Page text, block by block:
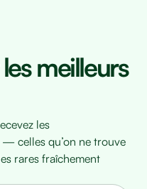
meilleurs
les
celles qu’on ne trouve
rares fraîchement